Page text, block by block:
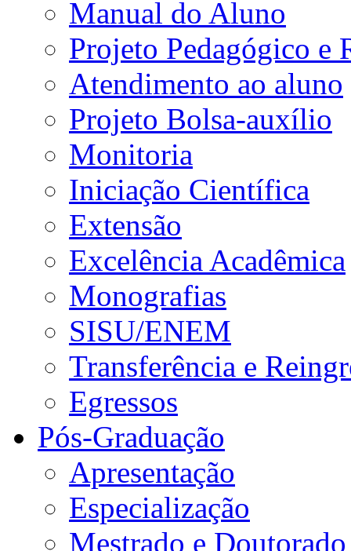
Manual do Aluno
Projeto Pedagógico e
Atendimento ao aluno
Projeto Bolsa-auxílio
Monitoria
Iniciação Científica
Extensão
Excelência Acadêmica
Monografias
SISU/ENEM
Transferência e
Egressos
Pós-Graduação
Apresentação
Especialização
Mestrado e Doutorado